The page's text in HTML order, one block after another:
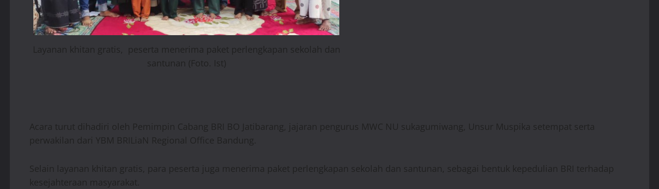
Layanan khitan gratis, peserta menerima paket perlengkapan sekolah dan
santunan (Foto. Ist)
Acara turut dihadiri oleh Pemimpin Cabang BRI BO Jatibarang, jajaran pengurus MWC NU sukagumiwang, Unsur Muspika setempat serta
perwakilan dari YBM BRILiaN Regional Office Bandung.
Selain layanan khitan gratis, para peserta juga menerima paket perlengkapan sekolah dan santunan, sebagai bentuk kepedulian BRI terhadap
kesejahteraan masyarakat.